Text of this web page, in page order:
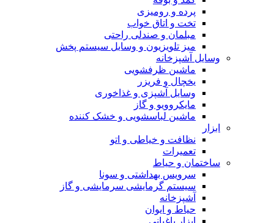
پرده و رومیزی
تخت و اتاق خواب
مبلمان و صندلی راحتی
میز تلویزیون و وسایل سیستم پخش
وسایل آشپزخانه
ماشین ظرفشویی
یخچال و فریزر
وسایل آشپزی و غذاخوری
مایکروویو و گاز
ماشین لباسشویی و خشک کننده
ابزار
نظافت و خیاطی و اتو
تعمیرات
ساختمان و حیاط
سرویس بهداشتی و سونا
سیستم گرمایشی سرمایشی و گاز
آشپزخانه
حیاط و ایوان